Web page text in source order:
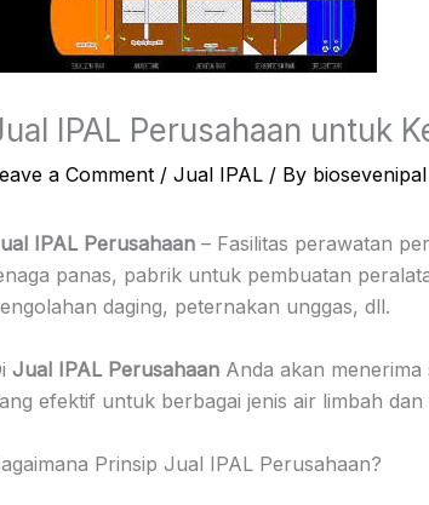
IPAL Perusahaan untuk
a Comment / Jual IPAL/ By biosevenipal
IPAL Perusahaan– Fasilitas perawatan
panas, pabrik untuk pembuatan
daging, peternakan unggas, dll.
Jual IPAL PerusahaanAnda akan menerima
efektif untuk berbagai jenis air limbah
Prinsip Jual IPAL Perusahaan?